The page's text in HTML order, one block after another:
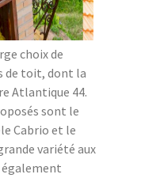
choix de
de toit, dont la
Atlantique 44.
sont le
Cabrio et le
variété aux